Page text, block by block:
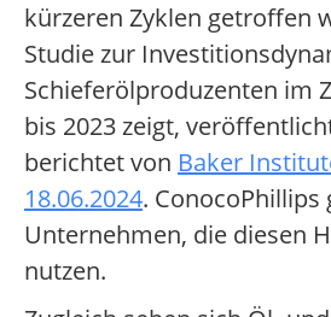
kürzeren Zyklen getroffen
Studie zur
Schieferölproduzenten im
bis 2023 zeigt,
berichtet von Baker
18.06.2024. ConocoPhillips
Unternehmen, die diesen
nutzen.